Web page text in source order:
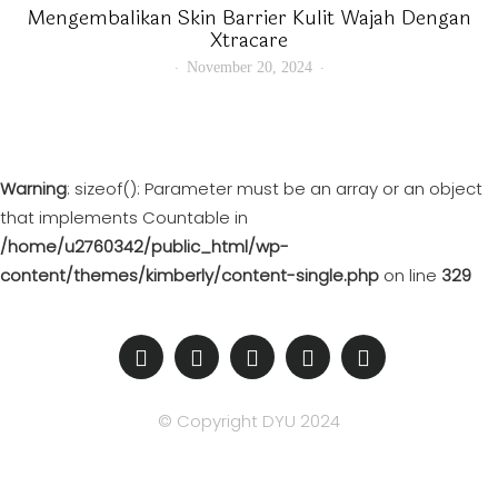
Mengembalikan Skin Barrier Kulit Wajah Dengan
Xtracare
November 20, 2024
Warning: sizeof(): Parameter must be an array or an object
that implements Countable in
/home/u2760342/public_html/wp-
content/themes/kimberly/content-single.php on line 329
© Copyright DYU 2024